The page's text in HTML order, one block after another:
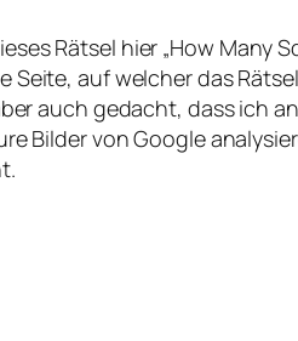
Rätsel hier „How Many
auf welcher das
auch gedacht, dass ich
Bilder von Google